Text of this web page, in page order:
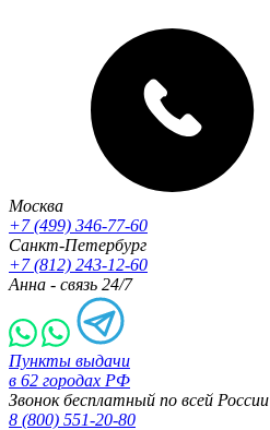
Москва
+7 (499) 346-77-60
Санкт-Петербург
+7 (812) 243-12-60
Анна - связь 24/7
Пункты выдачи
в 62 городах РФ
Звонок бесплатный по всей России
8 (800) 551-20-80